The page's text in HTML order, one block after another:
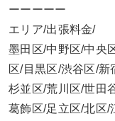
ーーーーー
エリア/出張料金/
墨田区/中野区/中央
区/目黒区/渋谷区/
杉並区/荒川区/世田
葛飾区/足立区/北区/